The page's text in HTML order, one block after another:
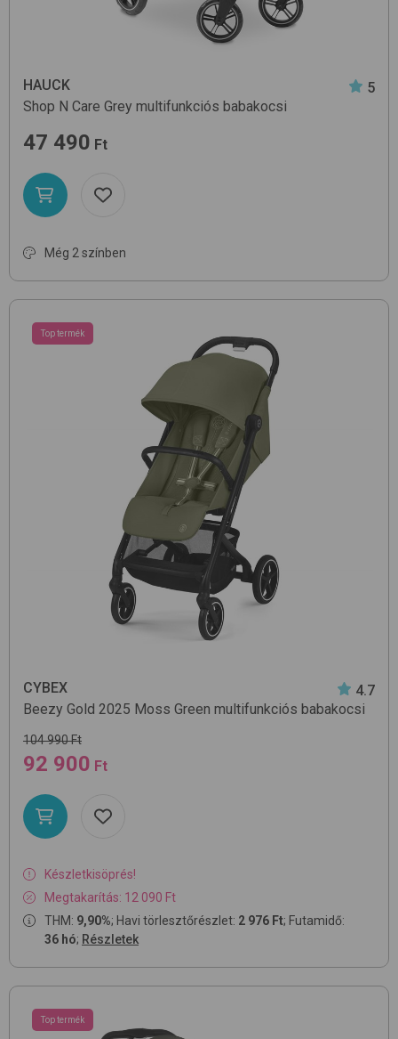
HAUCK
5
Shop N Care Grey multifunkciós babakocsi
47 490 Ft
Még 2 színben
Top termék
CYBEX
4.7
Beezy Gold 2025 Moss Green multifunkciós babakocsi
104 990 Ft
92 900 Ft
Készletkisöprés!
Megtakarítás: 12 090 Ft
THM: 9,90%; Havi törlesztőrészlet: 2 976 Ft; Futamidő:
36 hó; Részletek
Top termék